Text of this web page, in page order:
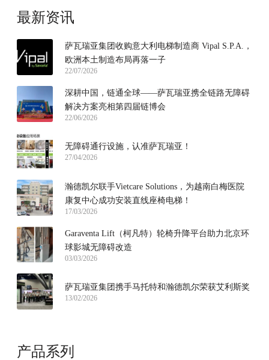
最新资讯
萨瓦瑞亚集团收购意大利电梯制造商 Vipal S.P.A.，
欧洲本土制造布局再落一子
22/07/2026
深耕中国，链通全球——萨瓦瑞亚携全链路无障碍
解决方案亮相第四届链博会
22/06/2026
无障碍通行设施，认准萨瓦瑞亚！
27/04/2026
瀚德凯尔联手Vietcare Solutions，为越南白梅医院
康复中心成功安装直线座椅电梯！
17/03/2026
Garaventa Lift（柯凡特）轮椅升降平台助力北京环
球影城无障碍改造
03/03/2026
萨瓦瑞亚集团携手马托特和瀚德凯尔荣获艾利斯奖
13/02/2026
产品系列